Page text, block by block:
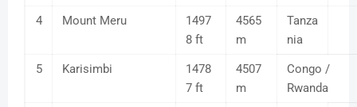
4 Mount Meru
1497
8 ft
4565
m
Tanza
nia
5 Karisimbi
1478
7 ft
4507
m
Congo /
Rwanda